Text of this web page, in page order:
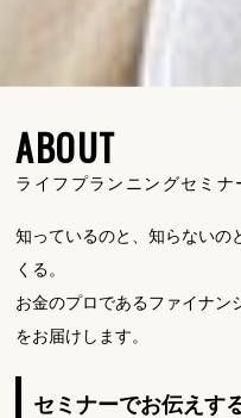
ABOUT
ライフプランニングセミナ
知っているのと、知らないの
くる。
お金のプロであるファイナン
をお届けします。
セミナーでお伝えす